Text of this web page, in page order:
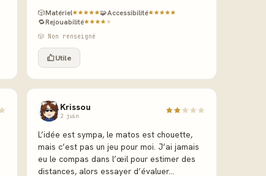
🎲Matériel 🧩Accessibilité
🔁Rejouabilité
🎲 Non renseigné
Utile
Krissou
2 juin
L’idée est sympa, le matos est chouette,
mais c’est pas un jeu pour moi. J’ai jamais
eu le compas dans l’œil pour estimer des
distances, alors essayer d’évaluer...